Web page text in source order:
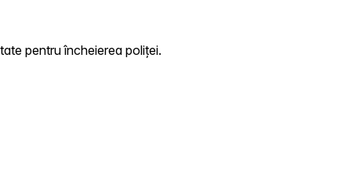
pentru încheierea poliței.